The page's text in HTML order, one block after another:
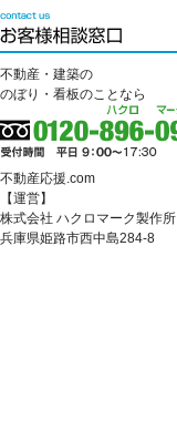
不動産・建築の
のぼり・看板のことなら
不動産応援.com
【運営】
株式会社 ハクロマーク製作所
兵庫県姫路市西中島284-8